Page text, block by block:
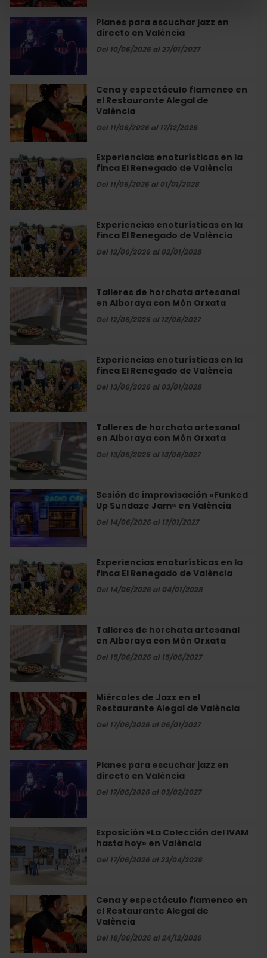
València
el
Restaurante
Alegal
València
Planes para escuchar jazz en
directo en València
Del 10/06/2026 al 27/01/2027
Planes
para
escuchar
jazz
en
directo
en
València
Cena y espectáculo flamenco en
el Restaurante Alegal de
València
Del 11/06/2026 al 17/12/2026
y
espectáculo
flamenco
en
Restaurante
Alegal
de
València
Experiencias enoturísticas en la
finca El Renegado de València
Del 11/06/2026 al 01/01/2028
Experiencias
enoturísticas
en
la
finca
Renegado
de
València
Experiencias enoturísticas en la
finca El Renegado de València
Del 12/06/2026 al 02/01/2028
Experiencias
enoturísticas
en
la
finca
El
Renegado
de
València
Talleres de horchata artesanal
en Alboraya con Món Orxata
Del 12/06/2026 al 12/06/2027
Talleres
horchata
artesanal
en
Alboraya
con
Món
Orxata
Experiencias enoturísticas en la
finca El Renegado de València
Del 13/06/2026 al 03/01/2028
Experiencias
enoturísticas
en
la
finca
El
Renegado
de
València
Talleres de horchata artesanal
en Alboraya con Món Orxata
Del 13/06/2026 al 13/06/2027
Talleres
horchata
artesanal
en
Alboraya
con
Món
Orxata
Sesión de improvisación «Funked
Up Sundaze Jam» en València
Del 14/06/2026 al 17/01/2027
Sesión
de
improvisación
«Funked
Up
Sundaze
Jam»
en
València
Experiencias enoturísticas en la
finca El Renegado de València
Del 14/06/2026 al 04/01/2028
Experiencias
enoturísticas
en
la
finca
El
Renegado
de
València
Talleres de horchata artesanal
en Alboraya con Món Orxata
Del 15/06/2026 al 15/06/2027
Talleres
horchata
artesanal
en
Alboraya
con
Món
Orxata
Miércoles de Jazz en el
Restaurante Alegal de València
Del 17/06/2026 al 06/01/2027
Miércoles
de
Jazz
en
el
Restaurante
Alegal
València
Planes para escuchar jazz en
directo en València
Del 17/06/2026 al 03/02/2027
Planes
para
escuchar
jazz
en
directo
València
Exposición «La Colección del IVAM
hasta hoy» en València
Del 17/06/2026 al 23/04/2028
«La
Colección
del
IVAM
hasta
hoy»
en
València
Cena y espectáculo flamenco en
el Restaurante Alegal de
València
Del 18/06/2026 al 24/12/2026
y
espectáculo
flamenco
en